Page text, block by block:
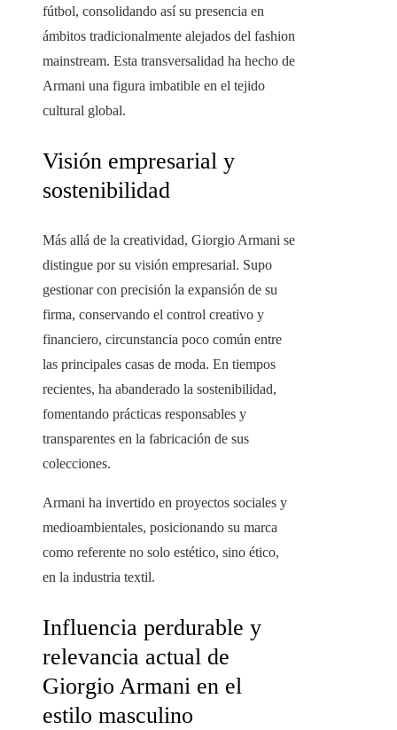
fútbol, consolidando así su presencia en
ámbitos tradicionalmente alejados del fashion
mainstream. Esta transversalidad ha hecho de
Armani una figura imbatible en el tejido
cultural global.
Visión empresarial y
sostenibilidad
Más allá de la creatividad, Giorgio Armani se
distingue por su visión empresarial. Supo
gestionar con precisión la expansión de su
firma, conservando el control creativo y
financiero, circunstancia poco común entre
las principales casas de moda. En tiempos
recientes, ha abanderado la sostenibilidad,
fomentando prácticas responsables y
transparentes en la fabricación de sus
colecciones.
Armani ha invertido en proyectos sociales y
medioambientales, posicionando su marca
como referente no solo estético, sino ético,
en la industria textil.
Influencia perdurable y
relevancia actual de
Giorgio Armani en el
estilo masculino